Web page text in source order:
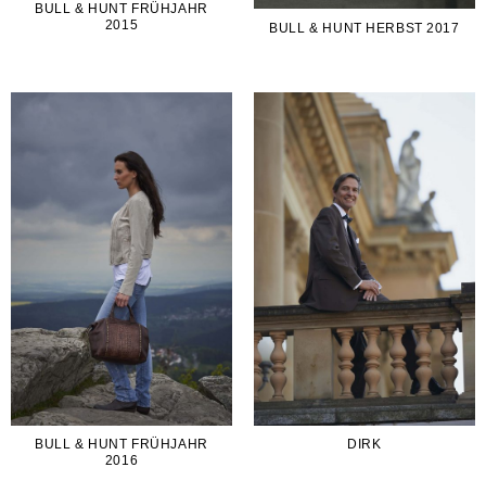
BULL & HUNT FRÜHJAHR
2015
BULL & HUNT HERBST 2017
BULL & HUNT FRÜHJAHR
2016
DIRK